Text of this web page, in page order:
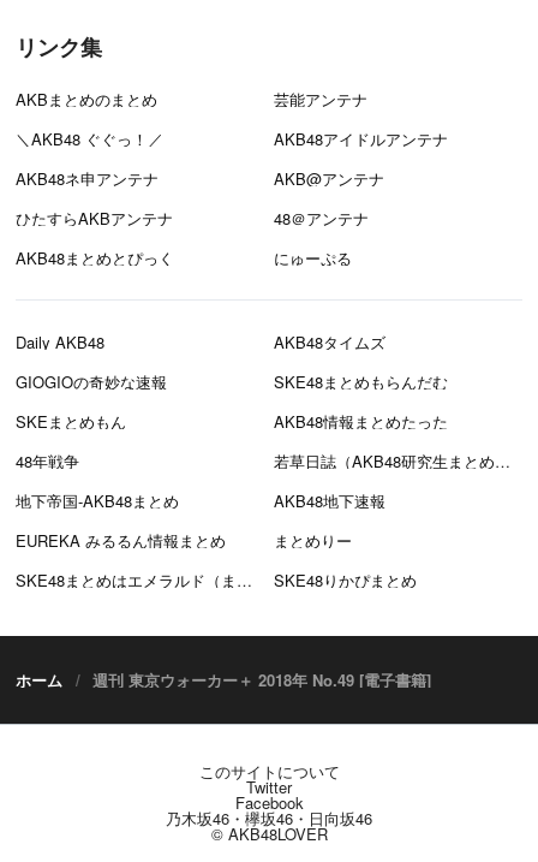
リンク集
AKBまとめのまとめ
芸能アンテナ
＼AKB48 ぐぐっ！／
AKB48アイドルアンテナ
AKB48ネ申アンテナ
AKB@アンテナ
ひたすらAKBアンテナ
48＠アンテナ
AKB48まとめとぴっく
にゅーぷる
Daily AKB48
AKB48タイムズ
GIOGIOの奇妙な速報
SKE48まとめもらんだむ
SKEまとめもん
AKB48情報まとめたった
48年戦争
若草日誌（AKB48研究生まとめブログ）
地下帝国-AKB48まとめ
AKB48地下速報
EUREKA みるるん情報まとめ
まとめりー
SKE48まとめはエメラルド（まとえめ）
SKE48りかぴまとめ
ホーム 週刊 東京ウォーカー＋ 2018年 No.49 [電子書籍]
このサイトについて
Twitter
Facebook
乃木坂46・欅坂46・日向坂46
© AKB48LOVER